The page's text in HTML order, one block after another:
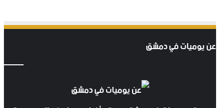
عن يوميات في دمشق